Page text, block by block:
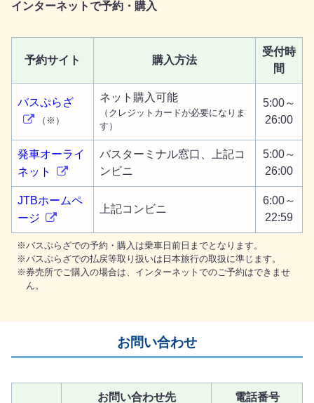
インターネットで予約・購入
予約サイト 購入方法
受付時
間
バスぷらざ
（※）
ネット購入可能
（クレジットカードが必要になりま
す）
5:00～
26:00
発車オーライ
ネット
バスターミナル窓口、上記コ
ンビニ
5:00～
26:00
JTBホームペ
ージ
上記コンビニ
6:00～
22:59
バスぷらざでの予約・購入は乗車日前日までとなります。
バスぷらざでの払戻等取り扱いは日本旅行の取扱に準じます。
券売所でご購入の場合は、インターネットでのご予約はできませ
ん。
お問い合わせ
お問い合わせ先 電話番号